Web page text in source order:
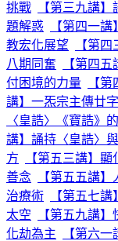
挑戰
【第三九講
題解惑
【第四一
教宏化展望
【第
八期同奮
【第四
付困境的力量
【
講】一炁宗主傳廿
〈皇誥〉《寶誥》
講】誦持〈皇誥〉
方
【第五三講】顯
善念
【第五五講
治療術
【第五七
太空
【第五九講
化劫為主
【第六